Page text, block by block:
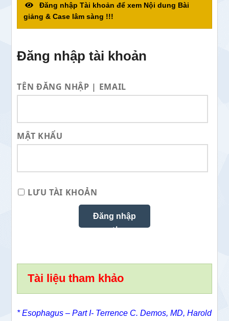
Đăng nhập Tài khoản để xem Nội dung Bài
giảng & Case lâm sàng !!!
Đăng nhập tài khoản
TÊN ĐĂNG NHẬP | EMAIL
MẬT KHẨU
LƯU TÀI KHOẢN
Tài liệu tham khảo
* Esophagus – Part I- Terrence C. Demos, MD, Harold